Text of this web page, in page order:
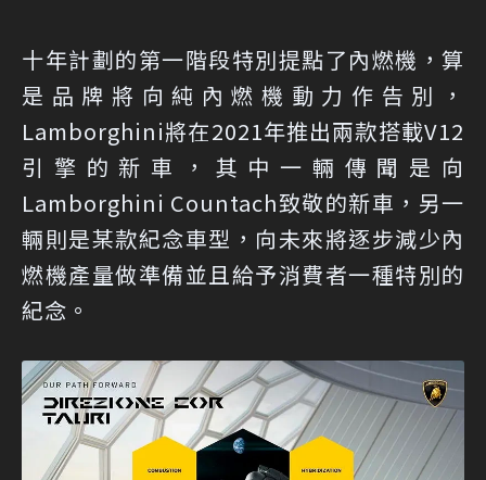
十年計劃的第一階段特別提點了內燃機，算
是品牌將向純內燃機動力作告別，
Lamborghini將在2021年推出兩款搭載V12
引擎的新車，其中一輛傳聞是向
Lamborghini Countach致敬的新車，另一
輛則是某款紀念車型，向未來將逐步減少內
燃機產量做準備並且給予消費者一種特別的
紀念。